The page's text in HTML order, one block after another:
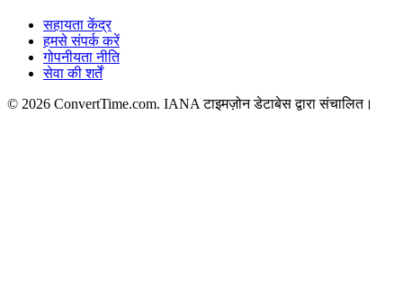
सहायता केंद्र
हमसे संपर्क करें
गोपनीयता नीति
सेवा की शर्तें
© 2026 ConvertTime.com. IANA टाइमज़ोन डेटाबेस द्वारा संचालित।